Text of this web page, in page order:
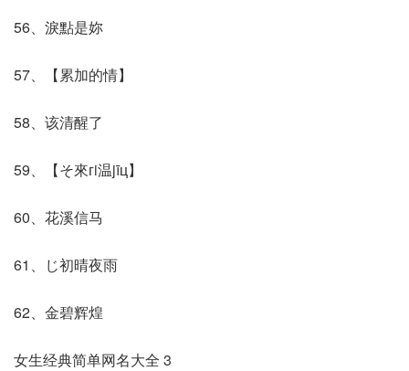
56、淚點是妳
57、【累加的情】
58、该清醒了
59、【そ來гi温jīц】
60、花溪信马
61、じ初晴夜雨
62、金碧辉煌
女生经典简单网名大全 3